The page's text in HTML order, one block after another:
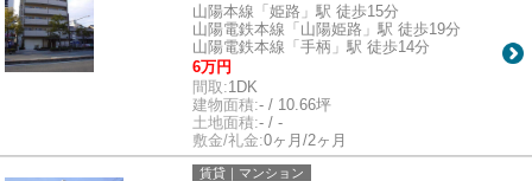
山陽本線「姫路」駅 徒歩15分
山陽電鉄本線「山陽姫路」駅 徒歩19分
山陽電鉄本線「手柄」駅 徒歩14分
6万円
間取:1DK
建物面積:- / 10.66坪
土地面積:- / -
敷金/礼金:0ヶ月/2ヶ月
賃貸｜マンション